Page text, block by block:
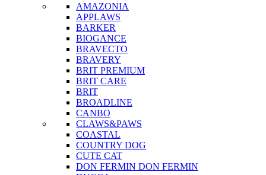
AMAZONIA
APPLAWS
BARKER
BIOGANCE
BRAVECTO
BRAVERY
BRIT PREMIUM
BRIT CARE
BRIT
BROADLINE
CANBO
CLAWS&PAWS
COASTAL
COUNTRY DOG
CUTE CAT
DON FERMIN DON FERMIN